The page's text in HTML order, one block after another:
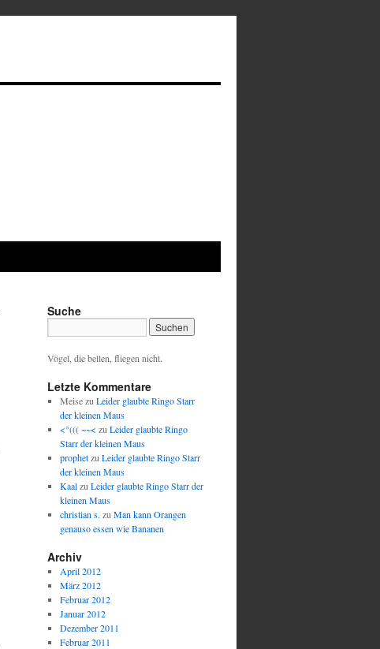
Suche
Vögel, die bellen, fliegen nicht.
Letzte Kommentare
Meisezu Leider glaubte Ringo Starr
der kleinen Maus
<°((( ~~< zu Leider glaubte Ringo
Starr der kleinen Maus
prophetzu Leider glaubte Ringo Starr
der kleinen Maus
Kaalzu Leider glaubte Ringo Starr der
kleinen Maus
christian s. zu Man kann Orangen
genauso essen wie Bananen
Archiv
April 2012
März 2012
Februar 2012
Januar 2012
Dezember 2011
Februar 2011